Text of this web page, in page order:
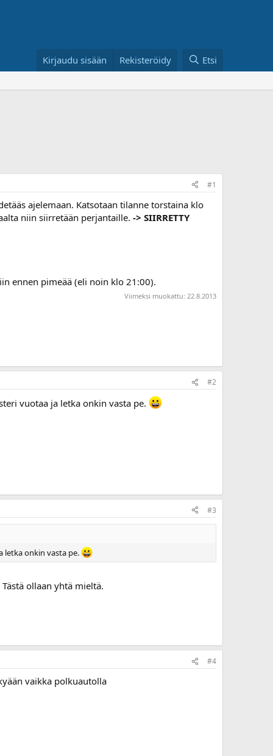
Kirjaudu sisään Rekisteröidy Etsi
#1
ajelemaan. Katsotaan tilanne torstaina klo
niin siirretään perjantaille. -> SIIRRETTY
ennen pimeää (eli noin klo 21:00).
Viimeksi muokattu: 22.8.2013
#2
vuotaa ja letka onkin vasta pe.
#3
letka onkin vasta pe.
ollaan yhtä mieltä.
#4
vaikka polkuautolla